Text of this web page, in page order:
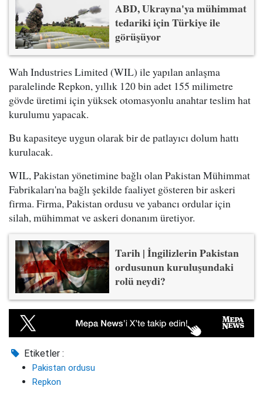
ABD, Ukrayna'ya mühimmat
tedariki için Türkiye ile
görüşüyor
Wah Industries Limited (WIL) ile yapılan anlaşma
paralelinde Repkon, yıllık 120 bin adet 155 milimetre
gövde üretimi için yüksek otomasyonlu anahtar teslim hat
kurulumu yapacak.
Bu kapasiteye uygun olarak bir de patlayıcı dolum hattı
kurulacak.
WIL, Pakistan yönetimine bağlı olan Pakistan Mühimmat
Fabrikaları'na bağlı şekilde faaliyet gösteren bir askeri
firma. Firma, Pakistan ordusu ve yabancı ordular için
silah, mühimmat ve askeri donanım üretiyor.
Tarih | İngilizlerin Pakistan
ordusunun kuruluşundaki
rolü neydi?
Etiketler :
Pakistan ordusu
Repkon